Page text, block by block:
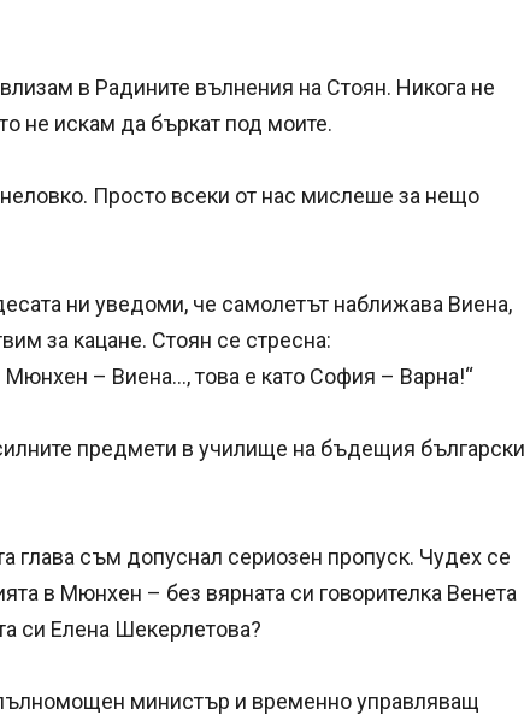
в Радините вълнения на Стоян. Никога не
не искам да бъркат под моите.
Просто всеки от нас мислеше за нещо
ни уведоми, че самолетът наближава Виена,
за кацане. Стоян се стресна:
– Виена…, това е като София – Варна!“
предмети в училище на бъдещия български
глава съм допуснал сериозен пропуск. Чудех се
в Мюнхен – без вярната си говорителка Венета
си Елена Шекерлетова?
министър и временно управляващ